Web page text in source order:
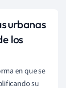
urbanas
los
en que se
su